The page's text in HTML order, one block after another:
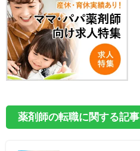
薬剤師の転職に関する記事